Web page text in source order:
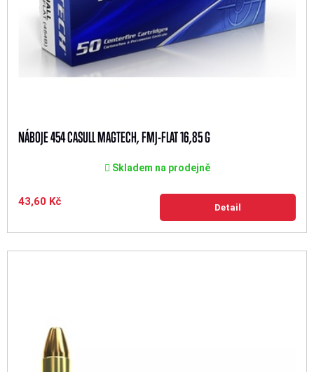
NÁBOJE 454 CASULL MAGTECH, FMJ-FLAT 16,85 G
Skladem na prodejně
43,60 Kč Detail